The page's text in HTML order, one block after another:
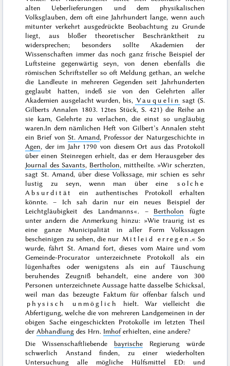
alten Ueberlieferungen und dem physikalischen
Volksglauben, dem oft eine Jahrhundert lange, wenn auch
mitunter verkehrt ausgedrückte Beobachtung zu Grunde
liegt, aus bloßer theoretischer Beschränktheit zu
widersprechen; besonders sollte Akademien der
Wissenschaften immer das noch ganz frische Beispiel der
Luftsteine gegenwärtig seyn, von denen ebenfalls die
römischen Schriftsteller so oft Meldung gethan, an welche
die Landleute in mehreren Gegenden seit Jahrhunderten
geglaubt hatten, indeß sie von den Gelehrten aller
Akademien ausgelacht wurden, bis, Vauquelin sagt (S.
Gilberts Annalen 1803. 12tes Stück, S. 421)die Reihe an
sie kam, Gelehrte zu verlachen, die einst so ungläubig
waren.In dem nämlichen Heft von Gilbert’s Annalen steht
ein Brief von St. Amand, Professor der Naturgeschichte in
Agen, der im Jahr 1790 von diesem Ort aus das Protokoll
über einen Steinregen erhielt, das er dem Herausgeber des
Journal des Savants, Bertholon, mittheilte. »Wir scherzten,
sagt St. Amand, über diese Volkssage, mir schien es sehr
lustig zu seyn, wenn man über eine
solche
Absurdität
ein authentisches Protokoll erhalten
könnte. – Ich sah darin nur ein neues Beispiel der
Leichtgläubigkeit des Landmanns«. – Bertholon fügte
unter andern die Anmerkung hinzu: »Wie traurig ist es
eine ganze Municipalität in aller Form Volkssagen
bescheinigen zu sehen, die nur Mitleid erregen .« So
wurde, fährt St. Amand fort, dieses vom Maire und vom
Gemeinde-Procurator unterzeichnete Protokoll als ein
lügenhaftes oder wenigstens als ein auf Täuschung
beruhendes Zeugniß behandelt, eine andere von 300
Personen unterzeichnete Aussage hatte dasselbe Schicksal,
weil man das bezeugte Faktum für offenbar falsch und
physisch unmöglich
hielt. War vielleicht die
Abfertigung, welche die von mehreren Landgemeinen in der
obigen Sache eingeschickten Protokolle im letzten Theil
derAbhandlung des Hrn. Imhoferhielten, eine andere?
Die Wissenschaftliebende bayrische Regierung würde
schwerlich Anstand finden, zu einer wiederholten
Untersuchung alle mögliche Hülfsmittel ED: und